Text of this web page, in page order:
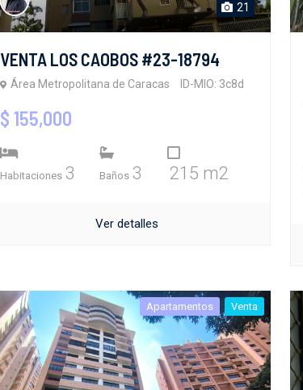
21
VENTA LOS CAOBOS #23-18794
Área Metropolitana de Caracas ID-MIO: 3c8d
$ 155,000
Habitaciones 3 Baños 3 215 m2
Ver detalles
Apartamentos Venta